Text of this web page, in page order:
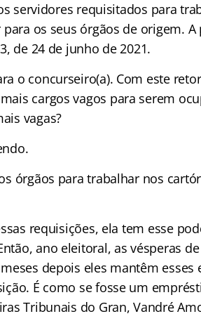
servidores requisitados para
os seus órgãos de origem.
de 24 de junho de 2021.
o concurseiro(a). Com este
cargos vagos para serem
vagas?
órgãos para trabalhar nos
requisições, ela tem esse
ano eleitoral, as vésperas
depois eles mantêm esses
É como se fosse um
Tribunais do Gran, Vandré